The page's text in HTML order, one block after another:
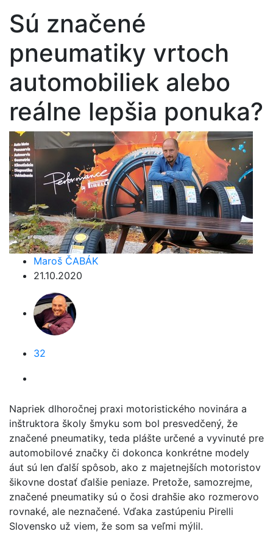
Sú značené
pneumatiky vrtoch
automobiliek alebo
reálne lepšia ponuka?
Maroš ČABÁK
21.10.2020
32
Napriek dlhoročnej praxi motoristického novinára a
inštruktora školy šmyku som bol presvedčený, že
značené pneumatiky, teda plášte určené a vyvinuté pre
automobilové značky či dokonca konkrétne modely
áut sú len ďalší spôsob, ako z majetnejších motoristov
šikovne dostať ďalšie peniaze. Pretože, samozrejme,
značené pneumatiky sú o čosi drahšie ako rozmerovo
rovnaké, ale neznačené. Vďaka zastúpeniu Pirelli
Slovensko už viem, že som sa veľmi mýlil.